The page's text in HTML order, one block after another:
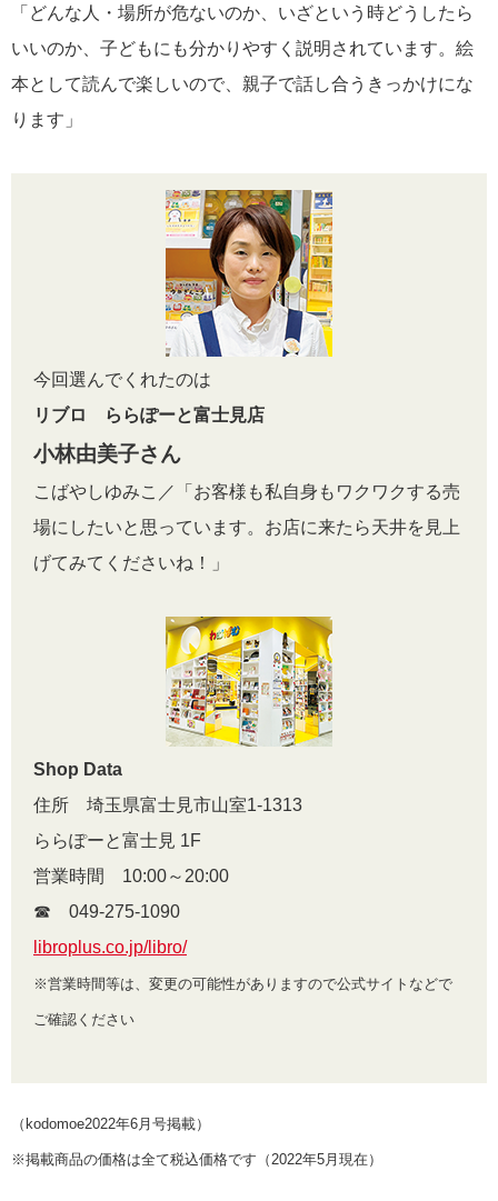
「どんな人・場所が危ないのか、いざという時どうしたら
いいのか、子どもにも分かりやすく説明されています。絵
本として読んで楽しいので、親子で話し合うきっかけにな
ります」
今回選んでくれたのは
リブロ ららぽーと富士見店
小林由美子さん
こばやしゆみこ／「お客様も私自身もワクワクする売
場にしたいと思っています。お店に来たら天井を見上
げてみてくださいね！」
Shop Data
住所 埼玉県富士見市山室1-1313
ららぽーと富士見 1F
営業時間 10:00～20:00
☎︎ 049-275-1090
libroplus.co.jp/libro/
※営業時間等は、変更の可能性がありますので公式サイトなどで
ご確認ください
（kodomoe2022年6月号掲載）
※掲載商品の価格は全て税込価格です（2022年5月現在）